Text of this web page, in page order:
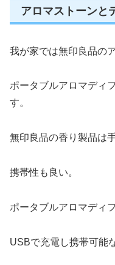
アロマストーンと
我が家では無印良品の
ポータブルアロマディ
す。
無印良品の香り製品は
携帯性も良い。
ポータブルアロマディ
USBで充電し携帯可能